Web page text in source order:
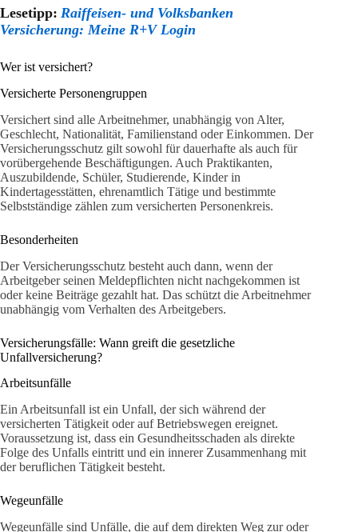
Lesetipp: Raiffeisen- und Volksbanken
Versicherung: Meine R+V Login
Wer ist versichert?
Versicherte Personengruppen
Versichert sind alle Arbeitnehmer, unabhängig von Alter,
Geschlecht, Nationalität, Familienstand oder Einkommen. Der
Versicherungsschutz gilt sowohl für dauerhafte als auch für
vorübergehende Beschäftigungen. Auch Praktikanten,
Auszubildende, Schüler, Studierende, Kinder in
Kindertagesstätten, ehrenamtlich Tätige und bestimmte
Selbstständige zählen zum versicherten Personenkreis.
Besonderheiten
Der Versicherungsschutz besteht auch dann, wenn der
Arbeitgeber seinen Meldepflichten nicht nachgekommen ist
oder keine Beiträge gezahlt hat. Das schützt die Arbeitnehmer
unabhängig vom Verhalten des Arbeitgebers.
Versicherungsfälle: Wann greift die gesetzliche
Unfallversicherung?
Arbeitsunfälle
Ein Arbeitsunfall ist ein Unfall, der sich während der
versicherten Tätigkeit oder auf Betriebswegen ereignet.
Voraussetzung ist, dass ein Gesundheitsschaden als direkte
Folge des Unfalls eintritt und ein innerer Zusammenhang mit
der beruflichen Tätigkeit besteht.
Wegeunfälle
Wegeunfälle sind Unfälle, die auf dem direkten Weg zur oder